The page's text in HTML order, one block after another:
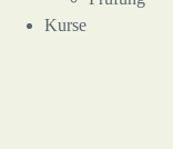
Kurse